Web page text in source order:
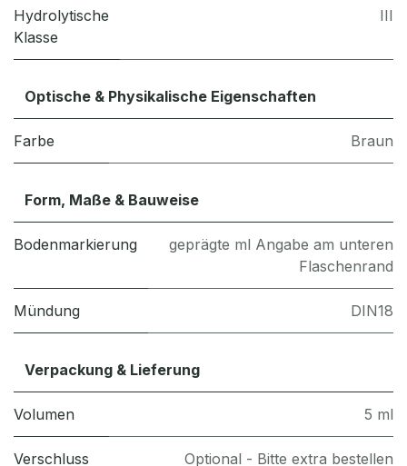
Hydrolytische
Klasse
III
Optische & Physikalische Eigenschaften
Farbe Braun
Form, Maße & Bauweise
Bodenmarkierung
geprägte ml Angabe am unteren
Flaschenrand
Mündung DIN18
Verpackung & Lieferung
Volumen 5 ml
Verschluss Optional - Bitte extra bestellen